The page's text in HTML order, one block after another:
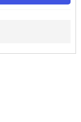
ли его вам в